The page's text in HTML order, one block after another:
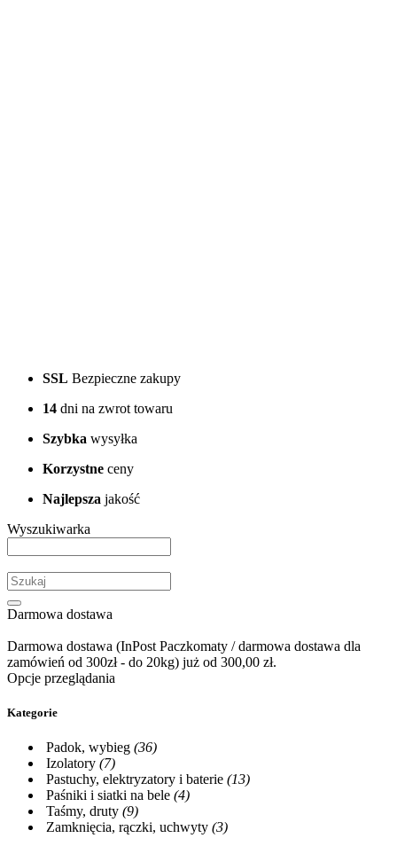
SSL Bezpieczne zakupy
14 dni na zwrot towaru
Szybka wysyłka
Korzystne ceny
Najlepsza jakość
Wyszukiwarka
Darmowa dostawa
Darmowa dostawa (InPost Paczkomaty / darmowa dostawa dla
zamówień od 300zł - do 20kg) już od 300,00 zł.
Opcje przeglądania
Kategorie
Padok, wybieg (36)
Izolatory (7)
Pastuchy, elektryzatory i baterie (13)
Paśniki i siatki na bele (4)
Taśmy, druty (9)
Zamknięcia, rączki, uchwyty (3)